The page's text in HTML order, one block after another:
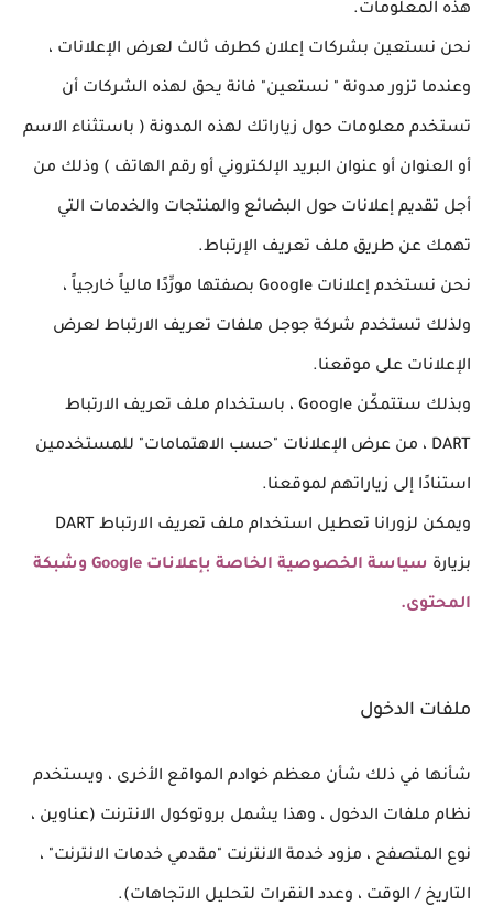
هذه المعلومات.
نحن نستعين بشركات إعلان كطرف ثالث لعرض الإعلانات ،
وعندما تزور مدونة " نستعين" فانة يحق لهذه الشركات أن
تستخدم معلومات حول زياراتك لهذه المدونة ( باستثناء الاسم
أو العنوان أو عنوان البريد الإلكتروني أو رقم الهاتف ) وذلك من
أجل تقديم إعلانات حول البضائع والمنتجات والخدمات التي
تهمك عن طريق ملف تعريف الإرتباط.
نحن نستخدم إعلانات Google بصفتها مورِّدًا مالياً خارجياً ،
ولذلك تستخدم شركة جوجل ملفات تعريف الارتباط لعرض
الإعلانات على موقعنا.
وبذلك ستتمكّن Google ، باستخدام ملف تعريف الارتباط
DART ، من عرض الإعلانات "حسب الاهتمامات" للمستخدمين
استنادًا إلى زياراتهم لموقعنا.
ويمكن لزورانا تعطيل استخدام ملف تعريف الارتباط DART
بزيارة سياسة الخصوصية الخاصة بإعلانات Google وشبكة
المحتوى.
ملفات الدخول
شأنها في ذلك شأن معظم خوادم المواقع الأخرى ، ويستخدم
نظام ملفات الدخول ، وهذا يشمل بروتوكول الانترنت (عناوين ،
نوع المتصفح ، مزود خدمة الانترنت "مقدمي خدمات الانترنت" ،
التاريخ / الوقت ، وعدد النقرات لتحليل الاتجاهات).